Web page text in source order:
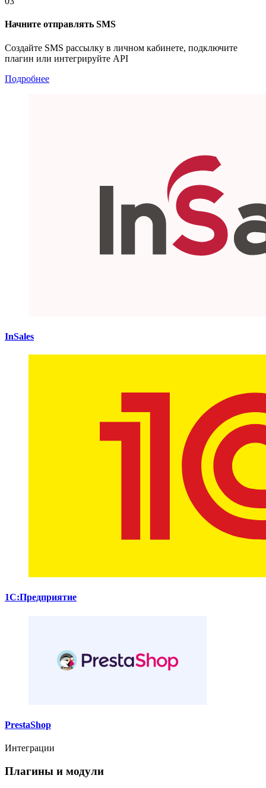
Начните отправлять SMS
Создайте SMS рассылку в личном кабинете, подключите
плагин или интегрируйте API
Подробнее
InSales
1С:Предприятие
PrestaShop
Интеграции
Плагины и модули